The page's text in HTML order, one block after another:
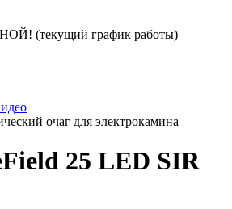
(текущий график работы)
очаг для электрокамина
25 LED SIR